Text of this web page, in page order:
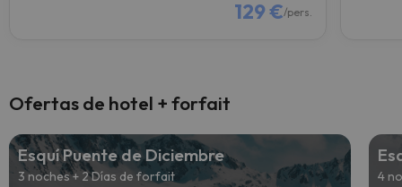
129 €/pers.
Ofertas de hotel + forfait
Esquí Puente de Diciembre
3 noches + 2 Días de forfait 4